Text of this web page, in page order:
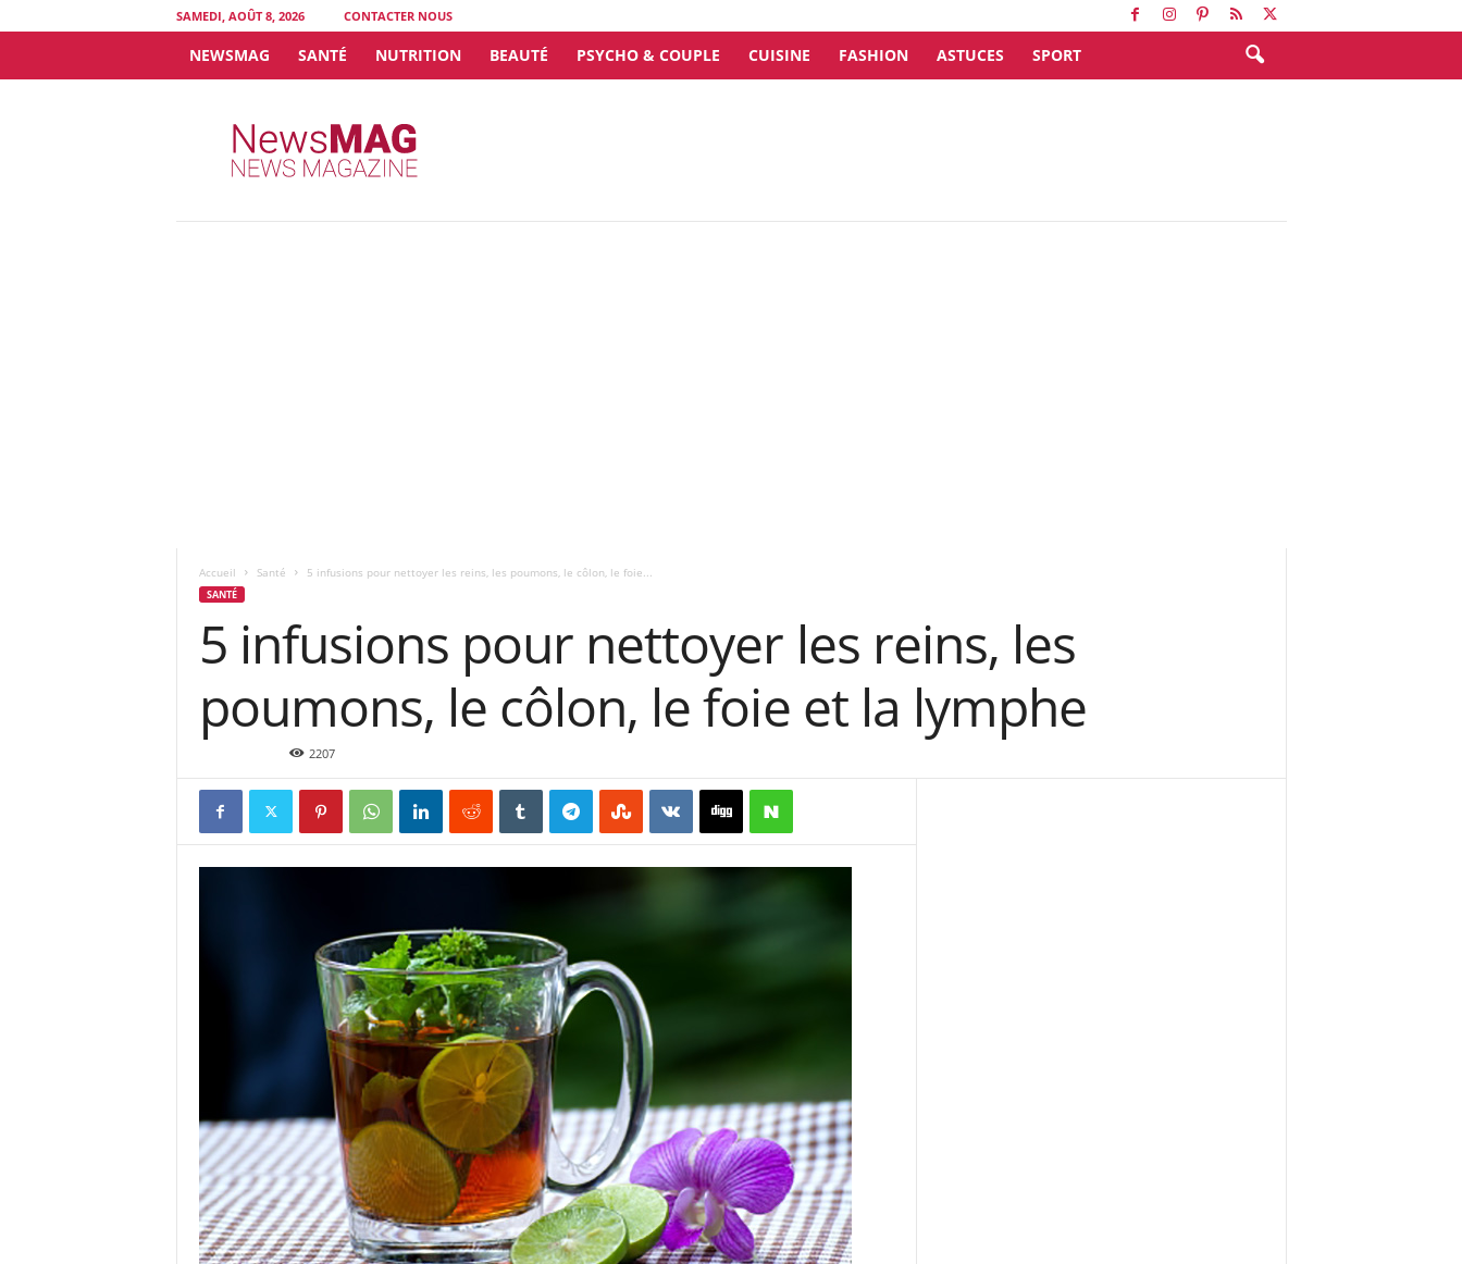
SAMEDI, AOÛT 8, 2026 CONTACTER NOUS
NEWSMAG SANTÉ NUTRITION BEAUTÉ PSYCHO & COUPLE CUISINE FASHION ASTUCES SPORT
Accueil Santé 5 infusions pour nettoyer les reins, les poumons, le côlon, le foie...
SANTÉ
5 infusions pour nettoyer les reins, les
poumons, le côlon, le foie et la lymphe
2207